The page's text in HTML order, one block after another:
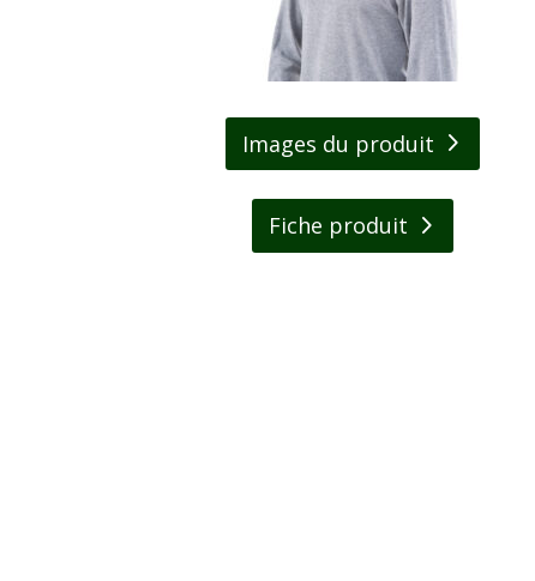
Images du produit
Fiche produit